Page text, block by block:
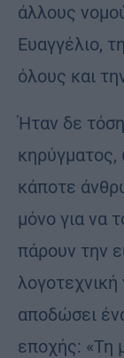
άλλους
Ευαγγέλιο,
όλους και
Ήταν δε
κηρύγματος,
κάποτε
μόνο για να
πάρουν την
αποδώσει
εποχής: «Τη